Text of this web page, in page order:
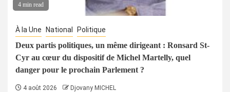
4 min read
À la Une National Politique
Deux partis politiques, un même dirigeant : Ronsard St-
Cyr au cœur du dispositif de Michel Martelly, quel
danger pour le prochain Parlement ?
4 août 2026 Djovany MICHEL